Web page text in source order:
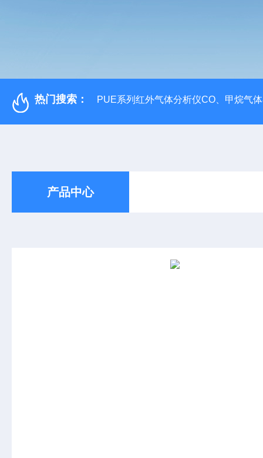
热门搜索： PUE系列红外气体分析仪CO、甲烷气
产品中心